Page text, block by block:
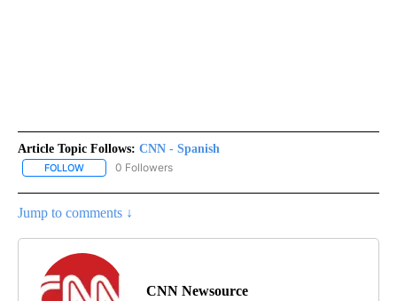
Article Topic Follows: CNN - Spanish
FOLLOW FOLLOW "CNN - SPANISH" TO RECEIVE NOTIFICATIONS ABOUT
0 Followers
Jump to comments ↓
CNN Newsource